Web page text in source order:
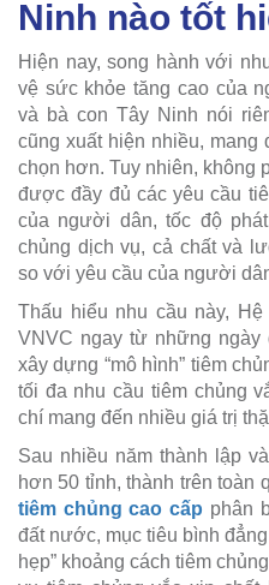
Ninh nào tốt
Hiện nay, song hành với
vệ sức khỏe tăng cao của
và bà con Tây Ninh nói
cũng xuất hiện nhiều,
chọn hơn. Tuy nhiên, không
được đầy đủ các yêu cầu
của người dân, tốc độ
chủng dịch vụ, cả chất và
so với yêu cầu của người
Thấu hiểu nhu cầu này,
VNVC ngay từ những
xây dựng “mô hình” tiêm
tối đa nhu cầu tiêm chủng
chí mang đến nhiều giá trị
Sau nhiều năm thành lập
hơn 50 tỉnh, thành trên toàn
tiêm chủng cao cấp phân
đất nước, mục tiêu bình
hẹp” khoảng cách tiêm